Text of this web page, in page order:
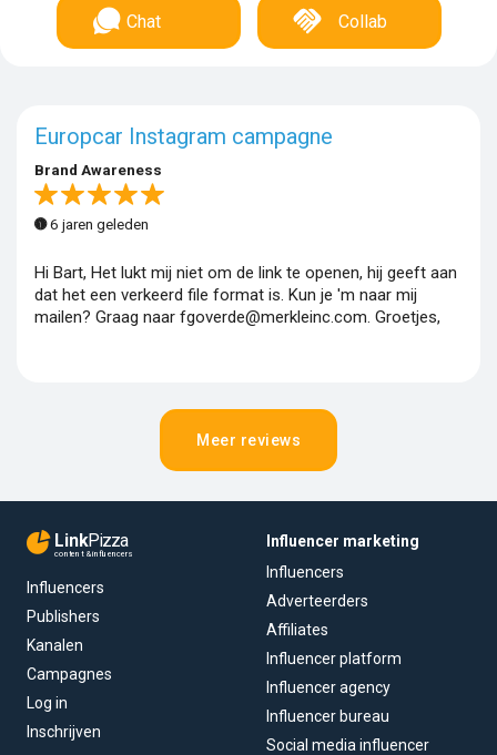
Chat Collab
Europcar Instagram campagne
Brand Awareness
6 jaren geleden
Hi Bart, Het lukt mij niet om de link te openen, hij geeft aan
dat het een verkeerd file format is. Kun je 'm naar mij
mailen? Graag naar fgoverde@merkleinc.com. Groetjes,
Meer reviews
LinkPizza
content & influencers
Influencers
Publishers
Kanalen
Campagnes
Log in
Inschrijven
Influencer marketing
Influencers
Adverteerders
Affiliates
Influencer platform
Influencer agency
Influencer bureau
Social media influencer